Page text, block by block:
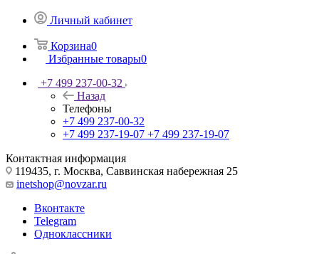
Личный кабинет
Корзина0
Избранные товары0
+7 499 237-00-32
Назад
Телефоны
+7 499 237-00-32
+7 499 237-19-07 +7 499 237-19-07
Контактная информация
119435, г. Москва, Саввинская набережная 25
inetshop@novzar.ru
Вконтакте
Telegram
Одноклассники